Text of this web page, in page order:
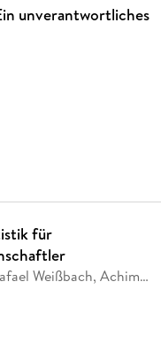
unverantwortliches
für
Weißbach, Achim